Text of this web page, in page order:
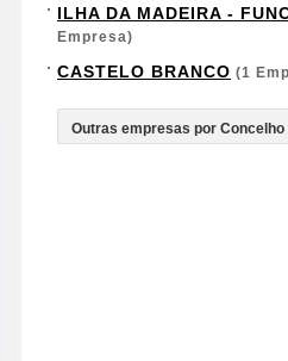
ILHA DA MADEIRA -
Empresa)
CASTELO BRANCO (1